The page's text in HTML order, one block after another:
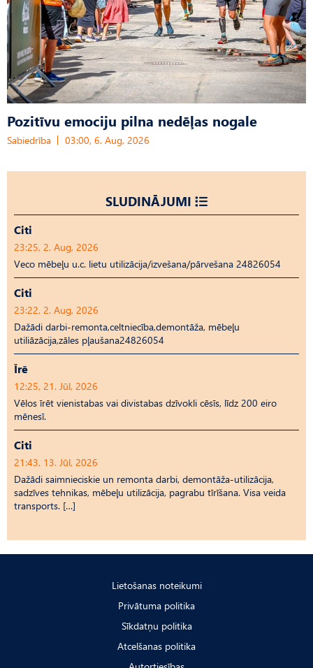
Pozitīvu emociju pilna nedēļas nogale
Sabiedrība 03:00, 6. Aug, 2026
SLUDINĀJUMI
Citi
23:25, 2. Aug, 2026
Veco mēbeļu u.c. lietu utilizācija/izvešana/pārvešana 24826054
Citi
23:22, 2. Aug, 2026
Dažādi darbi-remonta,celtniecība,demontāža, mēbeļu
utiliāzācija,zāles pļaušana24826054
Īrē
12:25, 21. Jūl, 2026
Vēlos īrēt vienistabas vai divistabas dzīvokli cēsīs, līdz 200 eiro
mēnesī.
Citi
21:43, 13. Jūl, 2026
Dažādi saimnieciskie un remonta darbi, demontāža-utilizācija,
sadzīves tehnikas, mēbeļu utilizācija, pagrabu tīrīšana. Visa veida
transports. […]
Lietošanas noteikumi
Privātuma politika
Sīkdatņu politika
Atcelšanas politika